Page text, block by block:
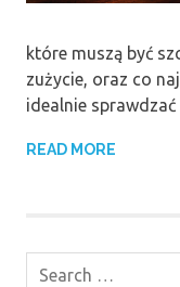
które muszą być
zużycie, oraz co
idealnie
READ MORE